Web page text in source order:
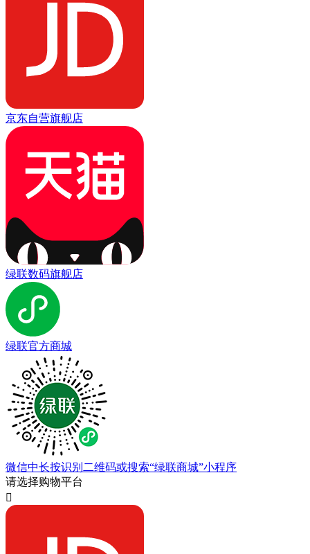
京东自营旗舰店
绿联数码旗舰店
绿联官方商城
微信中长按识别二维码或搜索“绿联商城”小程序
请选择购物平台
